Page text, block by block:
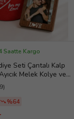
Saatte Kargo
Seti Çantalı Kalp
Melek Kolye ve
Romantik Hediye
%64